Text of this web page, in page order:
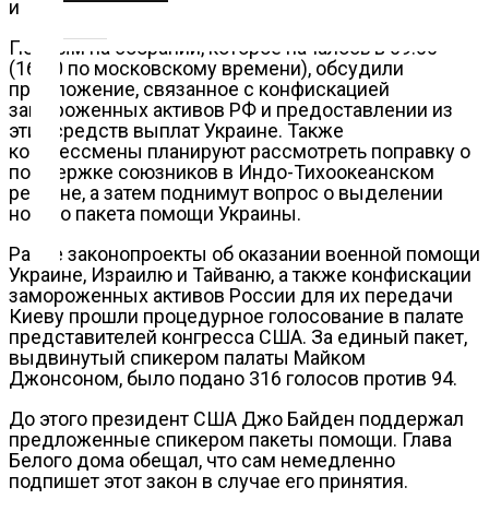
нас
Помощь
проекту
Контакты
информацию передает РИА Новости.
Первым на собрании, которое началось в 09:00
(16:00 по московскому времени), обсудили
предложение, связанное с конфискацией
замороженных активов РФ и предоставлении из
этих средств выплат Украине. Также
конгрессмены планируют рассмотреть поправку о
поддержке союзников в Индо-Тихоокеанском
регионе, а затем поднимут вопрос о выделении
нового пакета помощи Украины.
Ранее законопроекты об оказании военной помощи
Украине, Израилю и Тайваню, а также конфискации
замороженных активов России для их передачи
Киеву прошли процедурное голосование в палате
представителей конгресса США. За единый пакет,
выдвинутый спикером палаты Майком
Джонсоном, было подано 316 голосов против 94.
До этого президент США Джо Байден поддержал
предложенные спикером пакеты помощи. Глава
Белого дома обещал, что сам немедленно
подпишет этот закон в случае его принятия.